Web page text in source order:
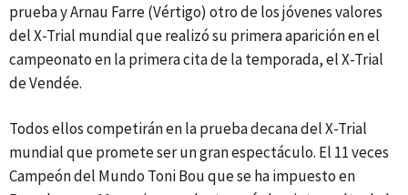
prueba y Arnau Farre (Vértigo) otro de los jóvenes valores
del X-Trial mundial que realizó su primera aparición en el
campeonato en la primera cita de la temporada, el X-Trial
de Vendée.
Todos ellos competirán en la prueba decana del X-Trial
mundial que promete ser un gran espectáculo. El 11 veces
Campeón del Mundo Toni Bou que se ha impuesto en